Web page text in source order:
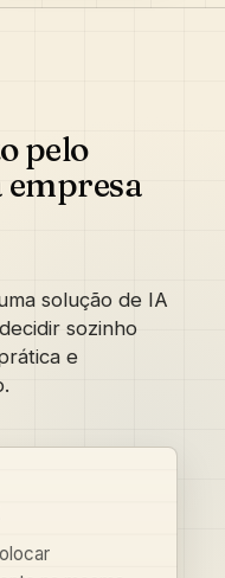
pelo
empresa
solução de IA
sozinho
e